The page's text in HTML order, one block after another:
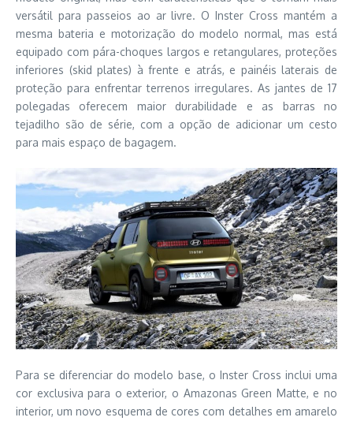
versátil para passeios ao ar livre. O Inster Cross mantém a
mesma bateria e motorização do modelo normal, mas está
equipado com pára-choques largos e retangulares, proteções
inferiores (skid plates) à frente e atrás, e painéis laterais de
proteção para enfrentar terrenos irregulares. As jantes de 17
polegadas oferecem maior durabilidade e as barras no
tejadilho são de série, com a opção de adicionar um cesto
para mais espaço de bagagem.
Para se diferenciar do modelo base, o Inster Cross inclui uma
cor exclusiva para o exterior, o Amazonas Green Matte, e no
interior, um novo esquema de cores com detalhes em amarelo